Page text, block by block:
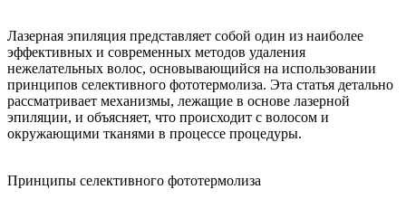
Лазерная эпиляция представляет собой один из наиболее
эффективных и современных методов удаления
нежелательных волос, основывающийся на использовании
принципов селективного фототермолиза. Эта статья детально
рассматривает механизмы, лежащие в основе лазерной
эпиляции, и объясняет, что происходит с волосом и
окружающими тканями в процессе процедуры.
Принципы селективного фототермолиза